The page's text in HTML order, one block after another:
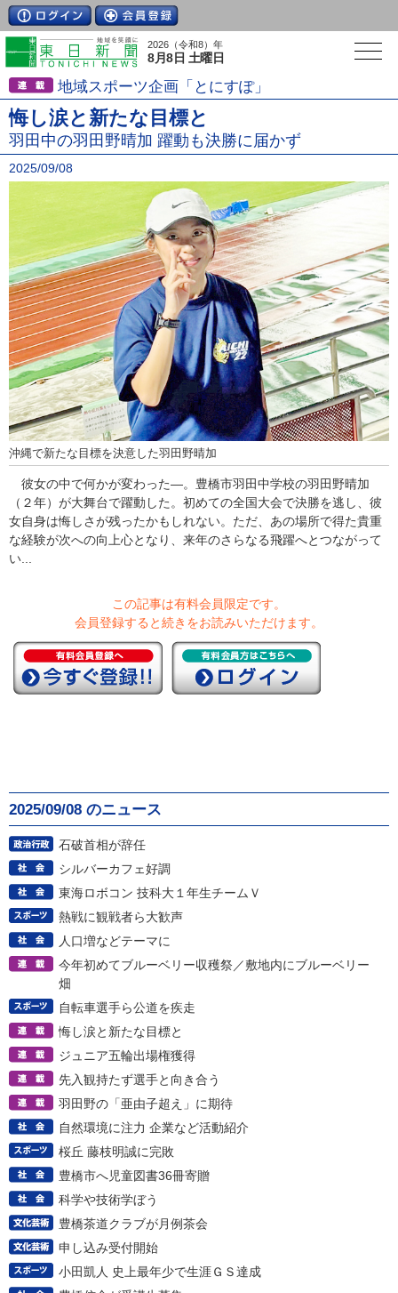
2026（令和8）年
8月8日 土曜日
地域スポーツ企画「とにすぽ」
悔し涙と新たな目標と
羽田中の羽田野晴加 躍動も決勝に届かず
2025/09/08
沖縄で新たな目標を決意した羽田野晴加
彼女の中で何かが変わった―。豊橋市羽田中学校の羽田野晴加
（２年）が大舞台で躍動した。初めての全国大会で決勝を逃し、彼
女自身は悔しさが残ったかもしれない。ただ、あの場所で得た貴重
な経験が次への向上心となり、来年のさらなる飛躍へとつながって
い...
この記事は有料会員限定です。
会員登録すると続きをお読みいただけます。
2025/09/08 のニュース
石破首相が辞任
シルバーカフェ好調
東海ロボコン 技科大１年生チームＶ
熱戦に観戦者ら大歓声
人口増などテーマに
今年初めてブルーベリー収穫祭／敷地内にブルーベリー
畑
自転車選手ら公道を疾走
悔し涙と新たな目標と
ジュニア五輪出場権獲得
先入観持たず選手と向き合う
羽田野の「亜由子超え」に期待
自然環境に注力 企業など活動紹介
桜丘 藤枝明誠に完敗
豊橋市へ児童図書36冊寄贈
科学や技術学ぼう
豊橋茶道クラブが月例茶会
申し込み受付開始
小田凱人 史上最年少で生涯ＧＳ達成